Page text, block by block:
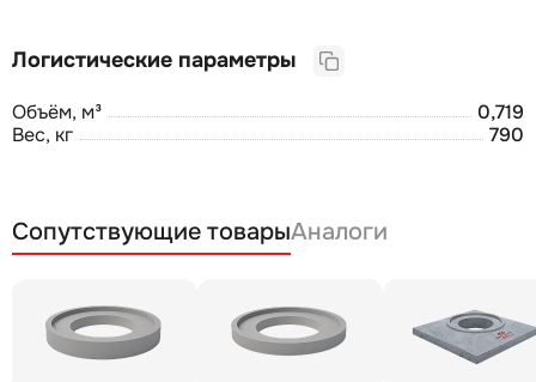
Логистические параметры
Объём, м³
0,719
Вес, кг
790
Сопутствующие товарыАналоги